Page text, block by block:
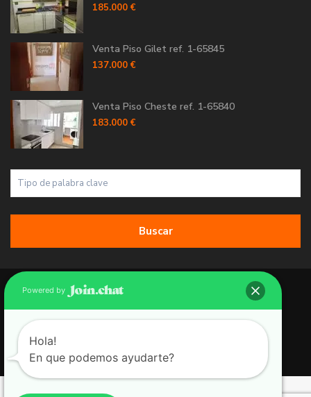
185.000 €
Venta Piso Gilet ref. 1-65845
137.000 €
Venta Piso Cheste ref. 1-65840
183.000 €
Buscar
Copyright 2026 | Grupo 90 inmobiliarias. All Rights Reserved.
Política de Cookies
Política de Privacidad
Aviso Legal
Powered by
Hola!
En que podemos ayudarte?